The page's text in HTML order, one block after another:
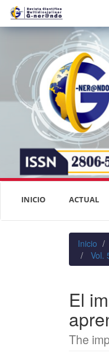
Navegación
principal
Contenido
Barra
lateral
INICIO ACTUAL
Inicio
Vol.
El
The